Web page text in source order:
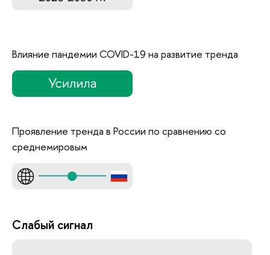
Влияние пандемии COVID-19 на развитие тренда
Проявление тренда в России по сравнению со
среднемировым
Слабый сигнал